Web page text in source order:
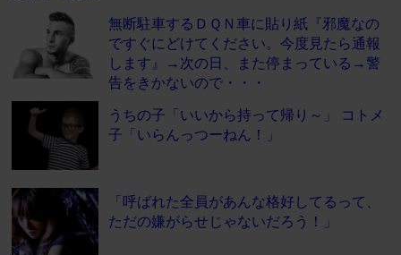
無断駐車するＤＱＮ車に貼り紙『邪魔なの
ですぐにどけてください。今度見たら通報
します』→次の日、また停まっている→警
告をきかないので・・・
うちの子「いいから持って帰り～」 コトメ
子「いらんっつーねん！」
「呼ばれた全員があんな格好してるって、
ただの嫌がらせじゃないだろう！」